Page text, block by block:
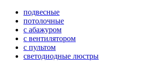
подвесные
потолочные
с абажуром
с вентилятором
с пультом
светодиодные люстры